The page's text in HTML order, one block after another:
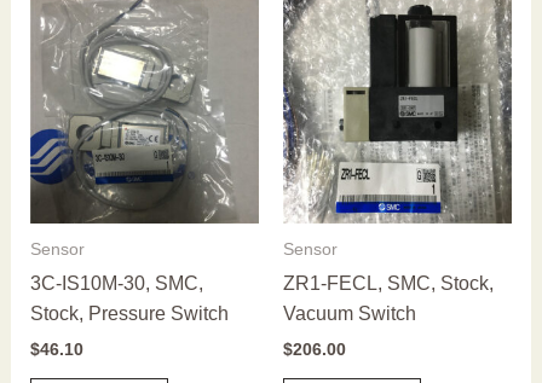
Sensor
3C-IS10M-30, SMC,
Stock, Pressure Switch
$46.10
Sensor
ZR1-FECL, SMC, Stock,
Vacuum Switch
$206.00